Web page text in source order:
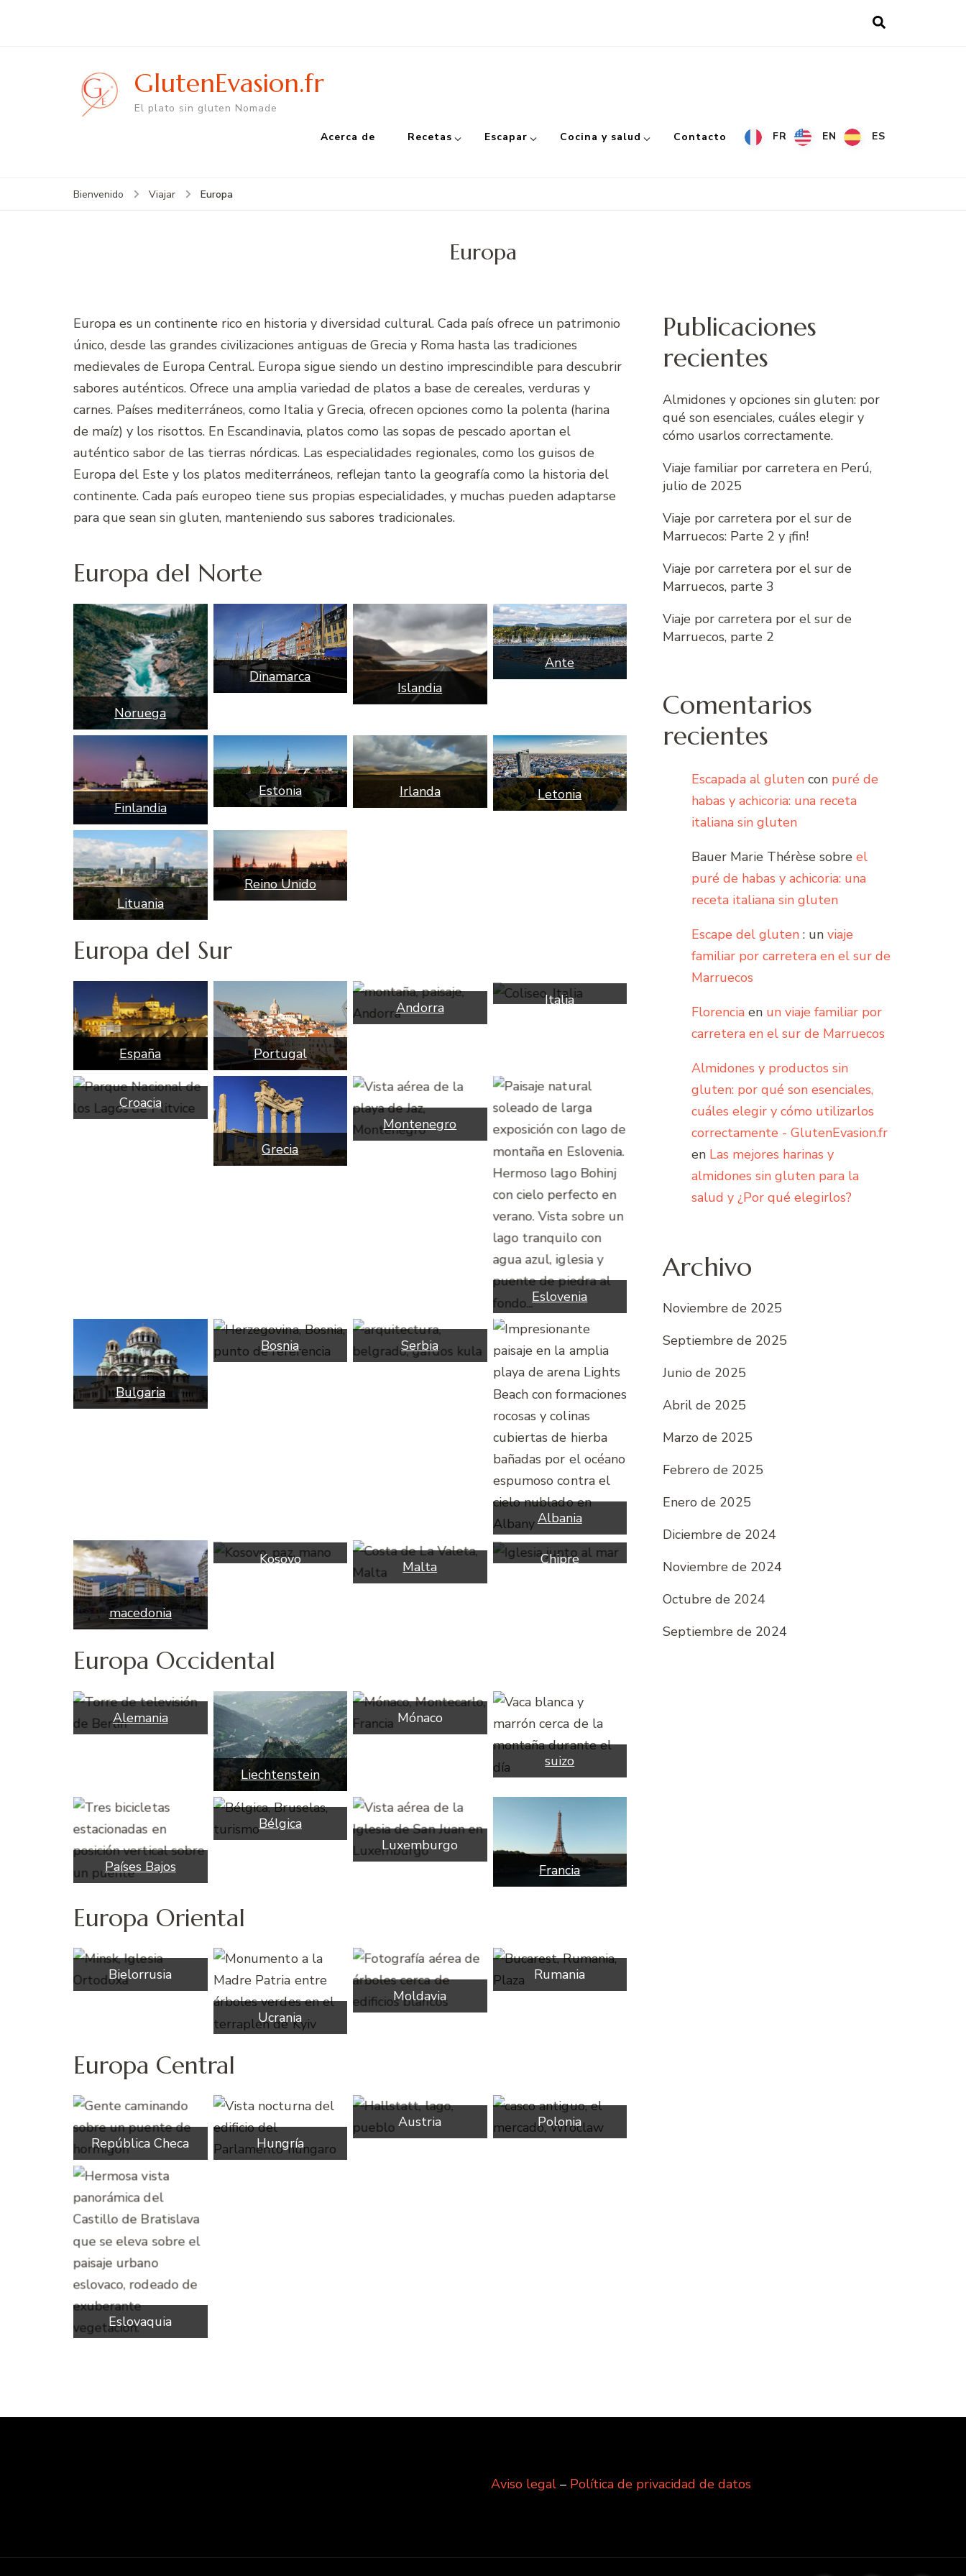
GlutenEvasion.fr
El plato sin gluten Nomade
Acerca de Recetas Escapar Cocina y salud Contacto FR EN ES
Bienvenido Viajar Europa
Europa
Europa es un continente rico en historia y diversidad cultural. Cada país ofrece un patrimonio
único, desde las grandes civilizaciones antiguas de Grecia y Roma hasta las tradiciones
medievales de Europa Central. Europa sigue siendo un destino imprescindible para descubrir
sabores auténticos. Ofrece una amplia variedad de platos a base de cereales, verduras y
carnes. Países mediterráneos, como Italia y Grecia, ofrecen opciones como la polenta (harina
de maíz) y los risottos. En Escandinavia, platos como las sopas de pescado aportan el
auténtico sabor de las tierras nórdicas. Las especialidades regionales, como los guisos de
Europa del Este y los platos mediterráneos, reflejan tanto la geografía como la historia del
continente. Cada país europeo tiene sus propias especialidades, y muchas pueden adaptarse
para que sean sin gluten, manteniendo sus sabores tradicionales.
Europa del Norte
Noruega
Dinamarca
Islandia
Ante
Finlandia
Estonia Irlanda Letonia
Lituania
Reino Unido
Europa del Sur
España Portugal
Andorra Italia
Croacia
Grecia
Montenegro
Eslovenia
Bulgaria
Bosnia Serbia
Albania
macedonia
Kosovo Malta Chipre
Europa Occidental
Alemania
Liechtenstein
Mónaco
suizo
Países Bajos
Bélgica
Luxemburgo
Francia
Europa Oriental
Bielorrusia
Ucrania
Moldavia
Rumania
Europa Central
República Checa Hungría
Austria Polonia
Eslovaquia
Publicaciones
recientes
Almidones y opciones sin gluten: por
qué son esenciales, cuáles elegir y
cómo usarlos correctamente.
Viaje familiar por carretera en Perú,
julio de 2025
Viaje por carretera por el sur de
Marruecos: Parte 2 y ¡fin!
Viaje por carretera por el sur de
Marruecos, parte 3
Viaje por carretera por el sur de
Marruecos, parte 2
Comentarios
recientes
Escapada al gluten con puré de
habas y achicoria: una receta
italiana sin gluten
Bauer Marie Thérèse sobre el
puré de habas y achicoria: una
receta italiana sin gluten
Escape del gluten : un viaje
familiar por carretera en el sur de
Marruecos
Florencia en un viaje familiar por
carretera en el sur de Marruecos
Almidones y productos sin
gluten: por qué son esenciales,
cuáles elegir y cómo utilizarlos
correctamente - GlutenEvasion.fr
en Las mejores harinas y
almidones sin gluten para la
salud y ¿Por qué elegirlos?
Archivo
Noviembre de 2025
Septiembre de 2025
Junio ​​de 2025
Abril de 2025
Marzo de 2025
Febrero de 2025
Enero de 2025
Diciembre de 2024
Noviembre de 2024
Octubre de 2024
Septiembre de 2024
Aviso legal – Política de privacidad de datos